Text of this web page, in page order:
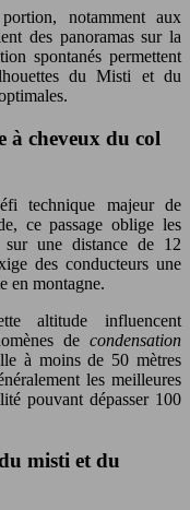
notamment aux
des panoramas sur la
spontanés permettent
du Misti et du
à cheveux du col
technique majeur de
ce passage oblige les
une distance de 12
des conducteurs une
en montagne.
altitude influencent
de condensation
à moins de 50 mètres
les meilleures
pouvant dépasser 100
misti et du